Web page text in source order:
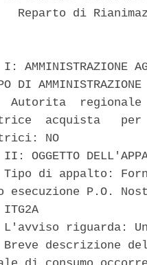
Reparto di
I: AMMINISTRAZIONE
DI
Autorita
acquista
NO
II: OGGETTO
Tipo di appalto:
o esecuzione P.O.
L'avviso riguarda:
Breve descrizione